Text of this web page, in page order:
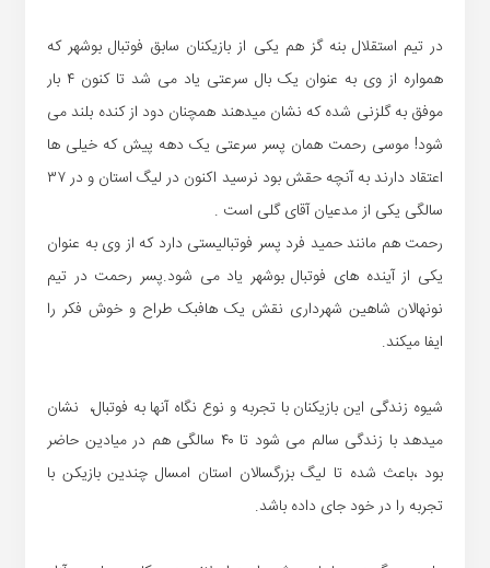
در تیم استقلال بنه گز هم یکی از بازیکنان سابق فوتبال بوشهر که
همواره از وی به عنوان یک بال سرعتی یاد می شد تا کنون ۴ بار
موفق به گلزنی شده که نشان میدهند همچنان دود از کنده بلند می
شود! موسی رحمت همان پسر سرعتی یک دهه پیش که خیلی ها
اعتقاد دارند به آنچه حقش بود نرسید اکنون در لیگ استان و در ۳۷
سالگی یکی از مدعیان آقای گلی است .
رحمت هم مانند حمید فرد پسر فوتبالیستی دارد که از وی به عنوان
یکی از آینده های فوتبال بوشهر یاد می شود.پسر رحمت در تیم
نونهالان شاهین شهرداری نقش یک هافبک طراح و خوش فکر را
ایفا میکند.
شیوه زندگی این بازیکنان با تجربه و نوع نگاه آنها به فوتبال، نشان
میدهد با زندگی سالم می شود تا ۴۰ سالگی هم در میادین حاضر
بود ،باعث شده تا لیگ بزرگسالان استان امسال چندین بازیکن با
تجربه را در خود جای داده باشد.